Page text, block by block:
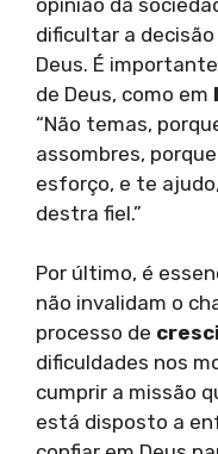
dificultar a
Deus. É
de Deus, como em
“Não temas,
assombres,
esforço, e te
destra fiel.”
Por último, é
não invalidam o
processo de
dificuldades nos
cumprir a missão
está disposto a